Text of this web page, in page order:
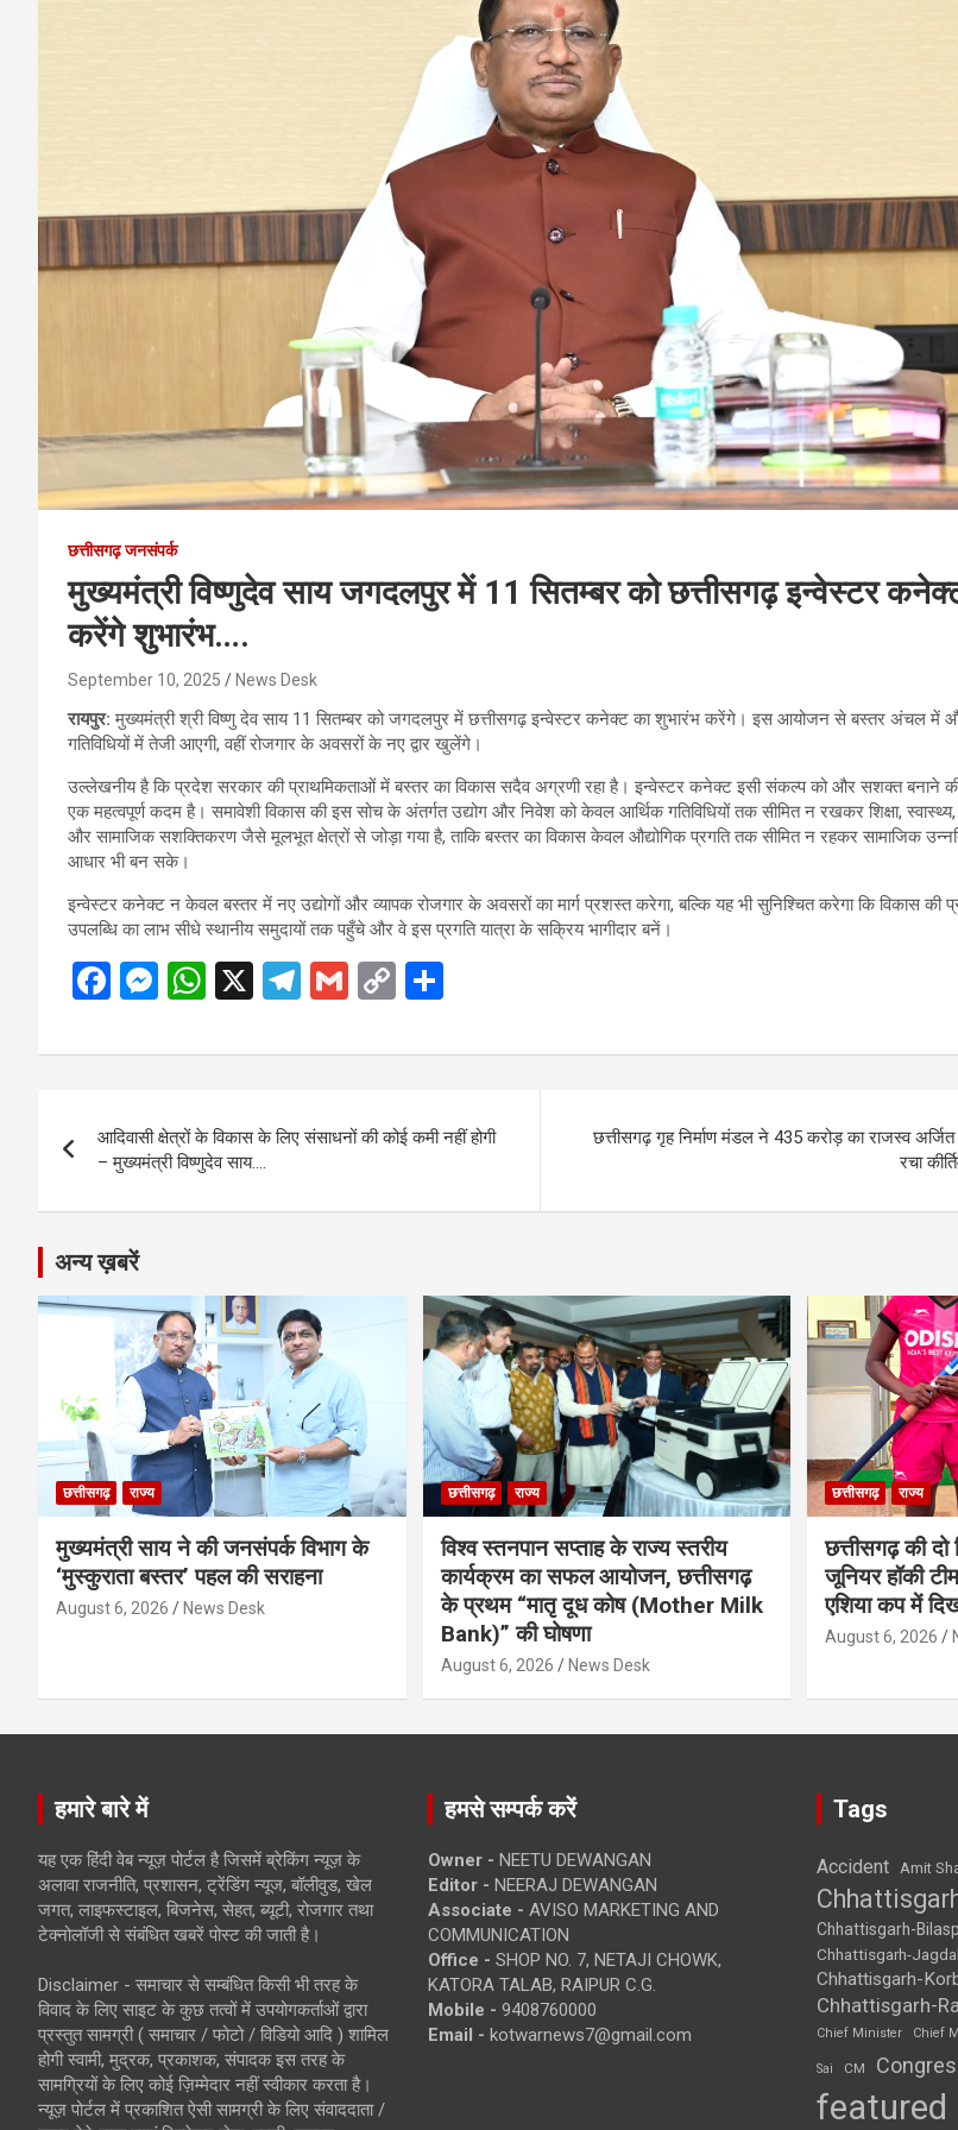
छत्तीसगढ़ जनसंपर्क
मुख्यमंत्री विष्णुदेव साय जगदलपुर में 11 सितम्बर को छत्तीसगढ़ इन्वेस्टर
करेंगे शुभारंभ….
September 10, 2025 News Desk
रायपुर:मुख्यमंत्री श्री विष्णु देव साय 11 सितम्बर को जगदलपुर में छत्तीसगढ़ इन्वेस्टर कनेक्ट का शुभारंभ करेंगे। इस आयोजन से बस्तर अंचल में
गतिविधियों में तेजी आएगी, वहीं रोजगार के अवसरों के नए द्वार खुलेंगे।
उल्लेखनीय है कि प्रदेश सरकार की प्राथमिकताओं में बस्तर का विकास सदैव अग्रणी रहा है। इन्वेस्टर कनेक्ट इसी संकल्प को और सशक्त बनाने
एक महत्वपूर्ण कदम है। समावेशी विकास की इस सोच के अंतर्गत उद्योग और निवेश को केवल आर्थिक गतिविधियों तक सीमित न रखकर शिक्षा, स्वास्थ्य,
और सामाजिक सशक्तिकरण जैसे मूलभूत क्षेत्रों से जोड़ा गया है, ताकि बस्तर का विकास केवल औद्योगिक प्रगति तक सीमित न रहकर सामाजिक
आधार भी बन सके।
इन्वेस्टर कनेक्ट न केवल बस्तर में नए उद्योगों और व्यापक रोजगार के अवसरों का मार्ग प्रशस्त करेगा, बल्कि यह भी सुनिश्चित करेगा कि विकास की
उपलब्धि का लाभ सीधे स्थानीय समुदायों तक पहुँचे और वे इस प्रगति यात्रा के सक्रिय भागीदार बनें।
F
ce
o
o
k
M
se
g
er
W
at
A
p
p
X
T
e
a
G
ail
C
py
n
ar
navigation
आदिवासी क्षेत्रों के विकास के लिए संसाधनों की कोई कमी नहीं होगी
– मुख्यमंत्री विष्णुदेव साय….
छत्तीसगढ़ गृह निर्माण मंडल ने 435 करोड़ का राजस्व
रचा
अन्य ख़बरें
छत्तीसगढ़ राज्य
मुख्यमंत्री साय ने की जनसंपर्क विभाग के
‘मुस्कुराता बस्तर’ पहल की सराहना
August 6, 2026 News Desk
छत्तीसगढ़ राज्य
विश्व स्तनपान सप्ताह के राज्य स्तरीय
कार्यक्रम का सफल आयोजन, छत्तीसगढ़
के प्रथम “मातृ दूध कोष (Mother Milk
Bank)” की घोषणा
August 6, 2026 News Desk
छत्तीसगढ़ राज्य
छत्तीसगढ़ की दो
जूनियर हॉकी
एशिया कप में
August 6, 2026
हमारे बारे में
यह एक हिंदी वेब न्यूज़ पोर्टल है जिसमें ब्रेकिंग न्यूज़ के
अलावा राजनीति, प्रशासन, ट्रेंडिंग न्यूज, बॉलीवुड, खेल
जगत, लाइफस्टाइल, बिजनेस, सेहत, ब्यूटी, रोजगार तथा
टेक्नोलॉजी से संबंधित खबरें पोस्ट की जाती है।
Disclaimer - समाचार से सम्बंधित किसी भी तरह के
विवाद के लिए साइट के कुछ तत्वों में उपयोगकर्ताओं द्वारा
प्रस्तुत सामग्री ( समाचार / फोटो / विडियो आदि ) शामिल
होगी स्वामी, मुद्रक, प्रकाशक, संपादक इस तरह के
सामग्रियों के लिए कोई ज़िम्मेदार नहीं स्वीकार करता है।
न्यूज़ पोर्टल में प्रकाशित ऐसी सामग्री के लिए संवाददाता /
हमसे सम्पर्क करें
Owner - NEETU DEWANGAN
Editor - NEERAJ DEWANGAN
Associate - AVISO MARKETING AND
COMMUNICATION
Office - SHOP NO. 7, NETAJI CHOWK,
KATORA TALAB, RAIPUR C.G.
Mobile - 9408760000
Email - kotwarnews7@gmail.com
Tags
Accident Amit
Chhattisgarh-
Chhattisgarh-
Chhattisgarh-
Chhattisgarh-
Chief Minister
Chief
Sai CM
featured